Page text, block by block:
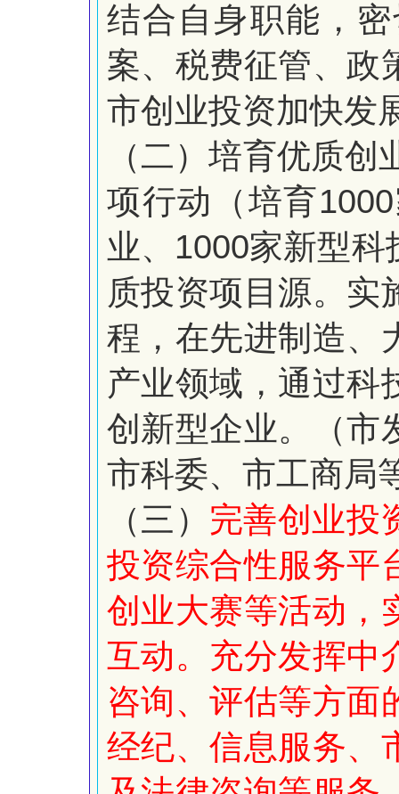
结合自身职能，
案、税费征管、政
市创业投资加快发
（二）培育优质
项行动（培育1000
业、 1000家新型科
质投资项目源。实
程，在先进制造、
产业领域，通过科
创新型企业。（市
市科委、市工商局
（三） 完善创业投
投资综合性服务平
创业大赛等活动，
互动。充分发挥中
咨询、评估等方面
经纪、信息服务、